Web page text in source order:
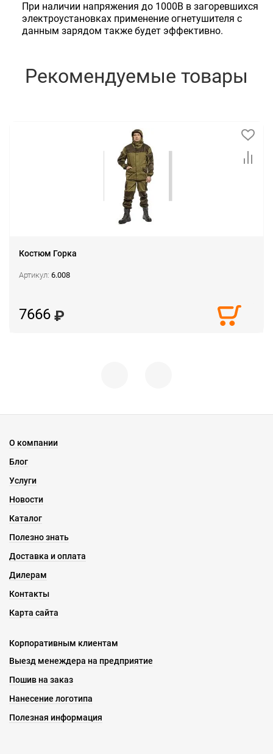
При наличии напряжения до 1000В в загоревшихся
электроустановках применение огнетушителя с
данным зарядом также будет эффективно.
Рекомендуемые товары
Костюм Горка
Артикул: 6.008
7666
О компании
Блог
Услуги
Новости
Каталог
Полезно знать
Доставка и оплата
Дилерам
Контакты
Карта сайта
Корпоративным клиентам
Выезд менеждера на предприятие
Пошив на заказ
Нанесение логотипа
Полезная информация